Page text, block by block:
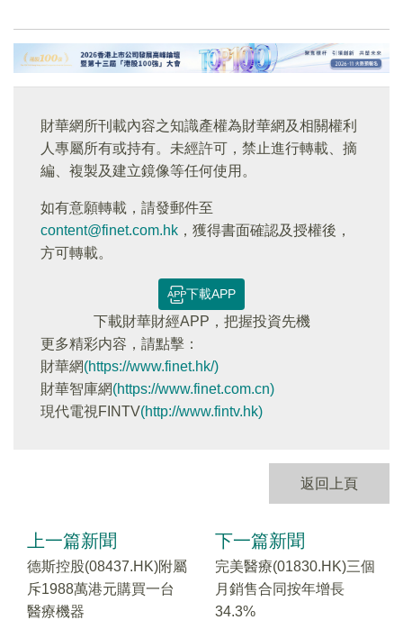
財華網所刊載內容之知識產權為財華網及相關權利
人專屬所有或持有。未經許可，禁止進行轉載、摘
編、複製及建立鏡像等任何使用。
如有意願轉載，請發郵件至
content@finet.com.hk ，獲得書面確認及授權後，
方可轉載。
下載APP
下載財華財經APP，把握投資先機
更多精彩内容，請點擊：
財華網(https://www.finet.hk/)
財華智庫網(https://www.finet.com.cn)
現代電視FINTV(http://www.fintv.hk)
返回上頁
上一篇新聞
德斯控股(08437.HK)附屬
斥1988萬港元購買一台
醫療機器
下一篇新聞
完美醫療(01830.HK)三個
月銷售合同按年增長
34.3%